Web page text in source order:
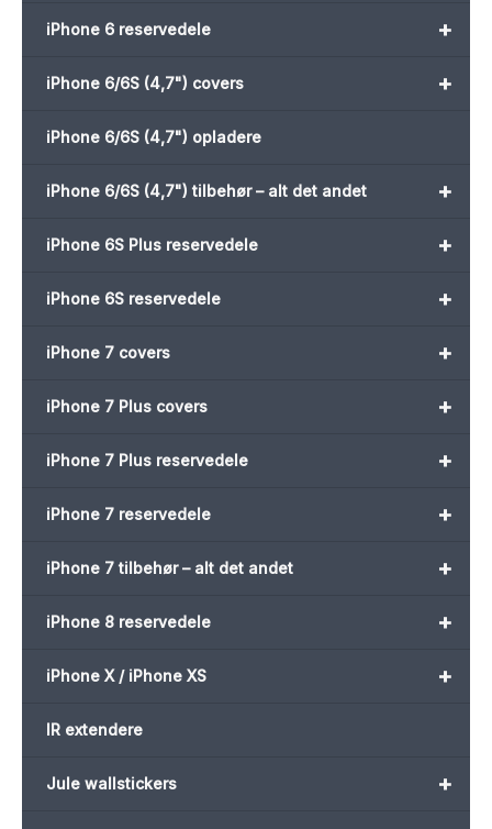
+
iPhone 6 reservedele
+
iPhone 6/6S (4,7") covers
iPhone 6/6S (4,7") opladere
+
iPhone 6/6S (4,7") tilbehør – alt det andet
+
iPhone 6S Plus reservedele
+
iPhone 6S reservedele
+
iPhone 7 covers
+
iPhone 7 Plus covers
+
iPhone 7 Plus reservedele
+
iPhone 7 reservedele
+
iPhone 7 tilbehør – alt det andet
+
iPhone 8 reservedele
+
iPhone X / iPhone XS
IR extendere
+
Jule wallstickers